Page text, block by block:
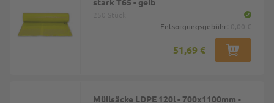
Entsorgungsgebühr:
51,69 €
Müllsäcke LDPE 120l - 700x1100mm -